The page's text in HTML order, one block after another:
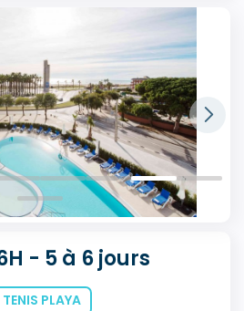
- 5 à 6 jours
TENIS PLAYA